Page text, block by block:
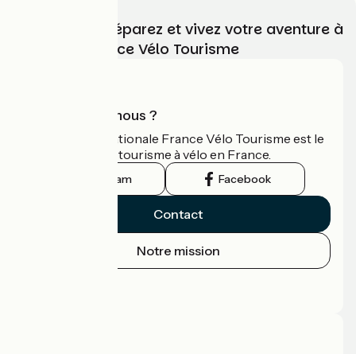
Choisissez, préparez et vivez votre aventure à
vélo avec France Vélo Tourisme
Qui sommes-nous ?
L'association nationale France Vélo Tourisme est le
guide officiel du tourisme à vélo en France.
Instagram Facebook
Contact
Notre mission